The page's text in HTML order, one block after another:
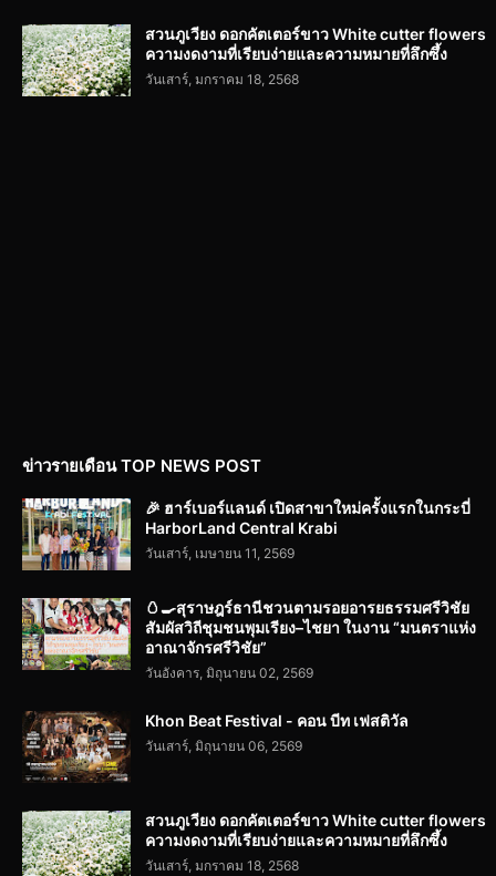
สวนภูเวียง ดอกคัตเตอร์ขาว White cutter flowers
ความงดงามที่เรียบง่ายและความหมายที่ลึกซึ้ง
วันเสาร์, มกราคม 18, 2568
ข่าวรายเดือน TOP NEWS POST
🎉 ฮาร์เบอร์แลนด์ เปิดสาขาใหม่ครั้งแรกในกระบี่
HarborLand Central Krabi
วันเสาร์, เมษายน 11, 2569
🥚🍳สุราษฎร์ธานีชวนตามรอยอารยธรรมศรีวิชัย
สัมผัสวิถีชุมชนพุมเรียง–ไชยา ในงาน “มนตราแห่ง
อาณาจักรศรีวิชัย”
วันอังคาร, มิถุนายน 02, 2569
Khon Beat Festival - คอน บีท เฟสติวัล
วันเสาร์, มิถุนายน 06, 2569
สวนภูเวียง ดอกคัตเตอร์ขาว White cutter flowers
ความงดงามที่เรียบง่ายและความหมายที่ลึกซึ้ง
วันเสาร์, มกราคม 18, 2568